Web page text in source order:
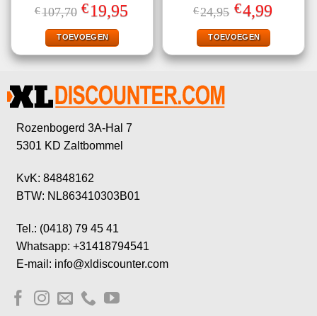
Gewaardeerd
5.00uit 5
€107,70 Oorspronkelijke
prijs
was:
€107,70.
€19,95
TOEVOEGEN
Gewaardeerd
5.00uit 5
€24,95 Oorspronkelijke
prijs
was:
€24,95.
€4,99Huidige
prijs
TOEVOEGEN
Rozenbogerd 3A-Hal 7
5301 KD Zaltbommel
KvK: 84848162
BTW: NL863410303B01
Tel.: (0418) 79 45 41
Whatsapp: +31418794541
E-mail: info@xldiscounter.com